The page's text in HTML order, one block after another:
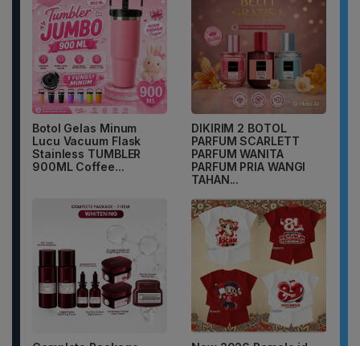
Botol Gelas Minum
Lucu Vacuum Flask
Stainless TUMBLER
900ML Coffee...
DIKIRIM 2 BOTOL
PARFUM SCARLETT
PARFUM WANITA
PARFUM PRIA WANGI
TAHAN...